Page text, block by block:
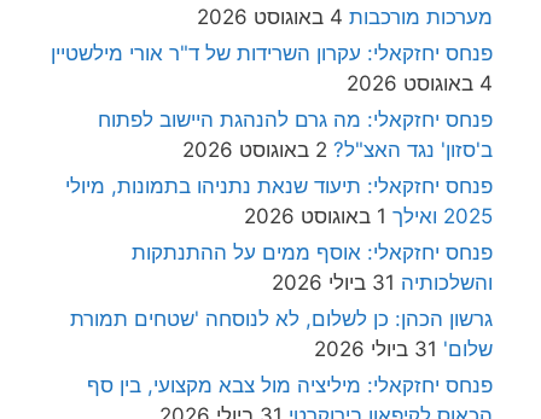
מערכות מורכבות 4 באוגוסט 2026
פנחס יחזקאלי: עקרון השרידות של ד"ר אורי מילשטיין
4 באוגוסט 2026
פנחס יחזקאלי: מה גרם להנהגת היישוב לפתוח
ב'סזון' נגד האצ"ל? 2 באוגוסט 2026
פנחס יחזקאלי: תיעוד שנאת נתניהו בתמונות, מיולי
2025 ואילך
1 באוגוסט 2026
פנחס יחזקאלי: אוסף ממים על ההתנתקות
והשלכותיה 31 ביולי 2026
גרשון הכהן: כן לשלום, לא לנוסחה 'שטחים תמורת
שלום' 31 ביולי 2026
פנחס יחזקאלי: מיליציה מול צבא מקצועי, בין סף